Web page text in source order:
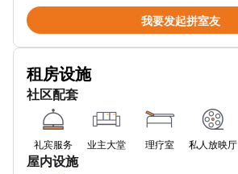
Central Birmingham Police Station
Subway City
Esso (Aston Way Service Station)
Birmingham Snow Hill Station Car Park
SUBWAY
SUBWAY
我要发起拼室友
租房设施
社区配套
礼宾服务 业主大堂 理疗室 私人放映厅
屋内设施